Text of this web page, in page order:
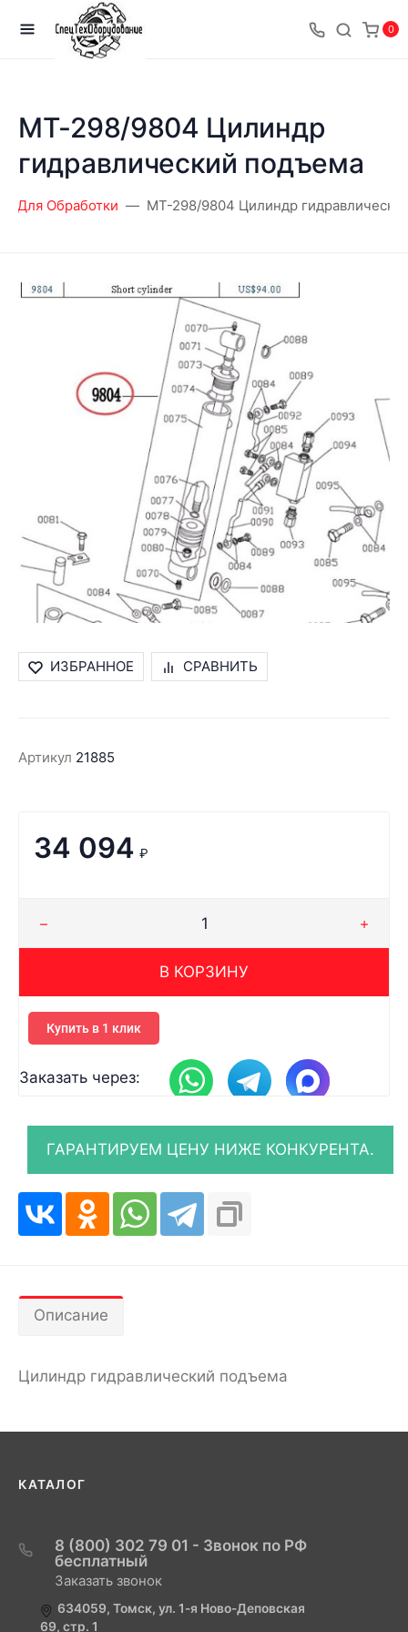
0
MT-298/9804 Цилиндр
гидравлический подъема
Для Обработки MT-298/9804 Цилиндр
ИЗБРАННОЕ СРАВНИТЬ
Артикул 21885
34 094 ₽
В КОРЗИНУ
Купить в 1 клик
Заказать через:
Описание
Цилиндр гидравлический подъема
КАТАЛОГ
8 (800) 302 79 01 - Звонок по РФ
бесплатный
Заказать звонок
634059, Томск, ул. 1-я Ново-Деповская
69, стр. 1